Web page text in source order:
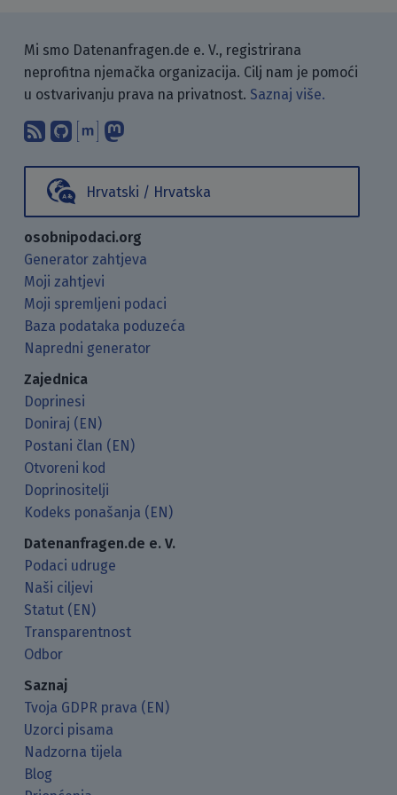
Mi smo Datenanfragen.de e. V., registrirana
neprofitna njemačka organizacija. Cilj nam je pomoći
u ostvarivanju prava na privatnost. Saznaj više.
Pretplati se na naš blog koristeći
Pronađi nas na GitHubu.
Raspravljaj s nama putem
Hrvatski / Hrvatska
osobnipodaci.org
Generator zahtjeva
Moji zahtjevi
Moji spremljeni podaci
Baza podataka poduzeća
Napredni generator
Zajednica
Doprinesi
Doniraj (EN)
Postani član (EN)
Otvoreni kod
Doprinositelji
Kodeks ponašanja (EN)
Datenanfragen.de e. V.
Podaci udruge
Naši ciljevi
Statut (EN)
Transparentnost
Odbor
Saznaj
Tvoja GDPR prava (EN)
Uzorci pisama
Nadzorna tijela
Blog